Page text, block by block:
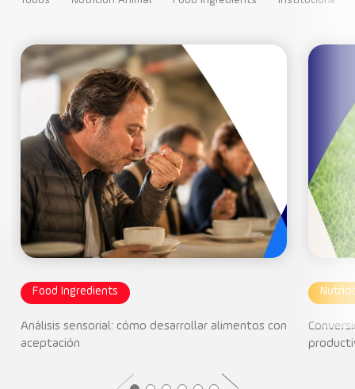
Food Ingredients
Análisis sensorial: cómo desarrollar alimentos con
aceptación